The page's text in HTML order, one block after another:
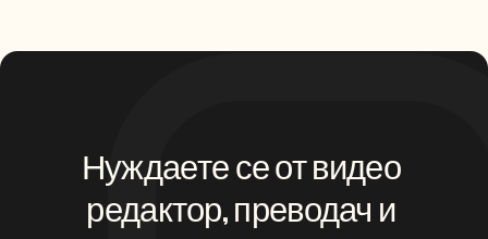
Нуждаете се от видео
редактор, преводач и